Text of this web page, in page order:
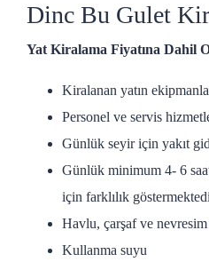
Dinc Bu Gulet
Yat Kiralama Fiyatına Dahil
Kiralanan yatın
Personel ve servis
Günlük seyir için yakıt
Günlük minimum 4- 6
için farklılık
Havlu, çarşaf ve nevresim
Kullanma suyu